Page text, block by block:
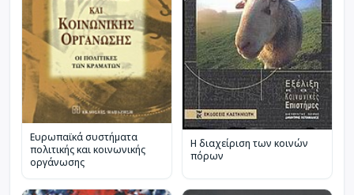
Ευρωπαϊκά συστήματα
πολιτικής και κοινωνικής
οργάνωσης
Η διαχείριση των κοινών
πόρων